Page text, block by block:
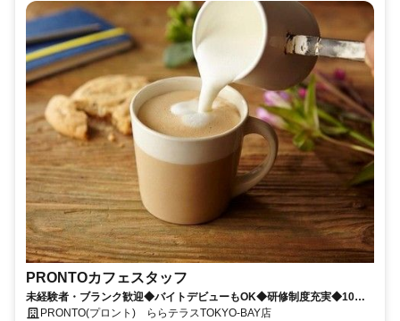
PRONTOカフェスタッフ
未経験者・ブランク歓迎◆バイトデビューもOK◆研修制度充実◆10～
40代の幅広い年代活躍中
PRONTO(プロント) ららテラスTOKYO-BAY店